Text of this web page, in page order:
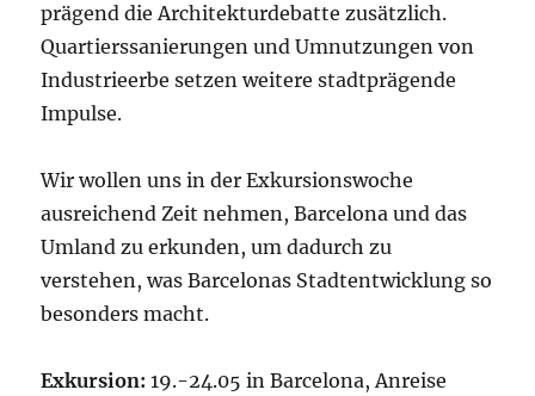
prägend die Architekturdebatte zusätzlich.
Quartierssanierungen und Umnutzungen von
Industrieerbe setzen weitere stadtprägende
Impulse.
Wir wollen uns in der Exkursionswoche
ausreichend Zeit nehmen, Barcelona und das
Umland zu erkunden, um dadurch zu
verstehen, was Barcelonas Stadtentwicklung so
besonders macht.
Exkursion:19.-24.05 in Barcelona, Anreise